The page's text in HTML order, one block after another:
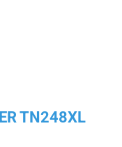
TN248XL